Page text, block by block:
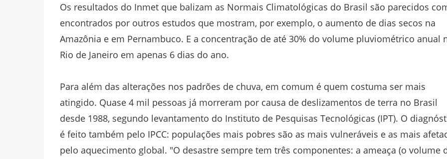
Os resultados do Inmet que balizam as Normais Climatológicas do Brasil são parecidos
encontrados por outros estudos que mostram, por exemplo, o aumento de dias secos na
Amazônia e em Pernambuco. E a concentração de até 30% do volume pluviométrico anual
Rio de Janeiro em apenas 6 dias do ano.
Para além das alterações nos padrões de chuva, em comum é quem costuma ser mais
atingido. Quase 4 mil pessoas já morreram por causa de deslizamentos de terra no Brasil
desde 1988, segundo levantamento do Instituto de Pesquisas Tecnológicas (IPT). O
é feito também pelo IPCC: populações mais pobres são as mais vulneráveis e as mais
pelo aquecimento global. "O desastre sempre tem três componentes: a ameaça (o volume